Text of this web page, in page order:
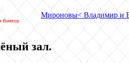
Виктор
Мироновы< Владимир и
зал.